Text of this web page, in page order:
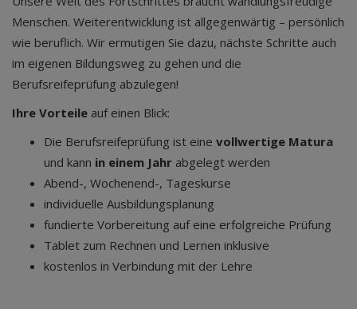
Menschen. Weiterentwicklung ist allgegenwärtig – persönlich
wie beruflich. Wir ermutigen Sie dazu, nächste Schritte auch
im eigenen Bildungsweg zu gehen und die
Berufsreifeprüfung abzulegen!
Ihre Vorteile auf einen Blick:
Die Berufsreifeprüfung ist eine vollwertige Matura
und kann in einem Jahr abgelegt werden
Abend-, Wochenend-, Tageskurse
individuelle Ausbildungsplanung
fundierte Vorbereitung auf eine erfolgreiche Prüfung
Tablet zum Rechnen und Lernen inklusive
kostenlos in Verbindung mit der Lehre